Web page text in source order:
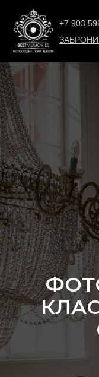
+7 903